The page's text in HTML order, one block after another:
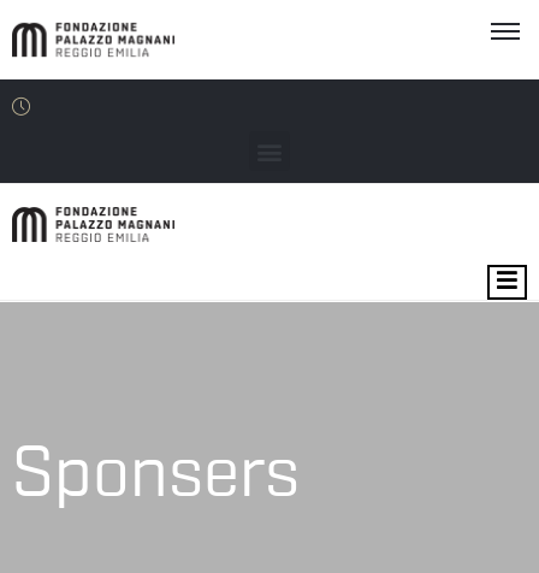
EDU
Sponsers